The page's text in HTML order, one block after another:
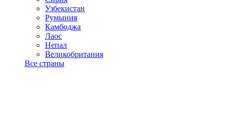
Узбекистан
Румыния
Камбоджа
Лаос
Непал
Великобритания
Все страны